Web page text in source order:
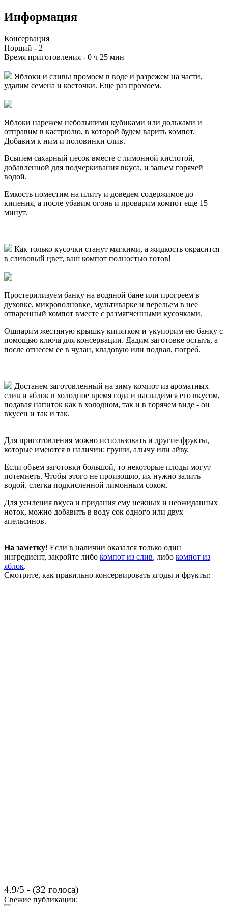
Информация
Консервация
Порций - 2
Время приготовления - 0 ч 25 мин
Яблоки и сливы промоем в воде и разрежем на части,
удалим семена и косточки. Еще раз промоем.
Яблоки нарежем небольшими кубиками или дольками и
отправим в кастрюлю, в которой будем варить компот.
Добавим к ним и половинки слив.
Всыпем сахарный песок вместе с лимонной кислотой,
добавленной для подчеркивания вкуса, и зальем горячей
водой.
Емкость поместим на плиту и доведем содержимое до
кипения, а после убавим огонь и проварим компот еще 15
минут.
Как только кусочки станут мягкими, а жидкость окрасится
в сливовый цвет, ваш компот полностью готов!
Простерилизуем банку на водяной бане или прогреем в
духовке, микроволновке, мультиварке и перельем в нее
отваренный компот вместе с размягченными кусочками.
Ошпарим жестяную крышку кипятком и укупорим ею банку с
помощью ключа для консервации. Дадим заготовке остыть, а
после отнесем ее в чулан, кладовую или подвал, погреб.
Достанем заготовленный на зиму компот из ароматных
слив и яблок в холодное время года и насладимся его вкусом,
подавая напиток как в холодном, так и в горячем виде - он
вкусен и так и так.
Для приготовления можно использовать и другие фрукты,
которые имеются в наличии: груши, алычу или айву.
Если объем заготовки большой, то некоторые плоды могут
потемнеть. Чтобы этого не произошло, их нужно залить
водой, слегка подкисленной лимонным соком.
Для усиления вкуса и придания ему нежных и неожиданных
ноток, можно добавить в воду сок одного или двух
апельсинов.
На заметку! Если в наличии оказался только один
ингредиент, закройте либо компот из слив, либо компот из
яблок.
Смотрите, как правильно консервировать ягоды и фрукты:
4.9/5 - (32 голоса)
Свежие публикации: